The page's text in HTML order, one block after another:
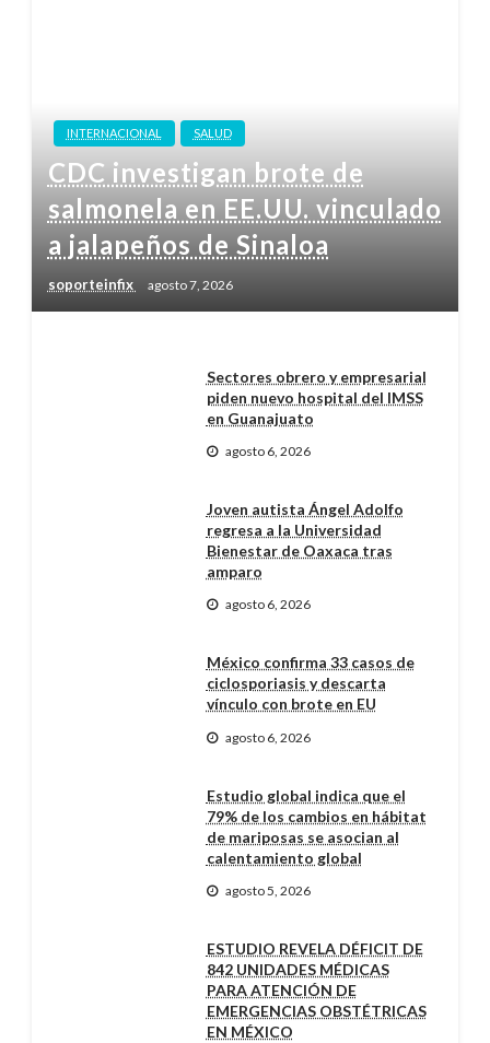
INTERNACIONAL SALUD
CDC investigan brote de
salmonela en EE.UU. vinculado
a jalapeños de Sinaloa
soporteinfix agosto 7, 2026
Sectores obrero y empresarial
piden nuevo hospital del IMSS
en Guanajuato
agosto 6, 2026
Joven autista Ángel Adolfo
regresa a la Universidad
Bienestar de Oaxaca tras
amparo
agosto 6, 2026
México confirma 33 casos de
ciclosporiasis y descarta
vínculo con brote en EU
agosto 6, 2026
Estudio global indica que el
79% de los cambios en hábitat
de mariposas se asocian al
calentamiento global
agosto 5, 2026
ESTUDIO REVELA DÉFICIT DE
842 UNIDADES MÉDICAS
PARA ATENCIÓN DE
EMERGENCIAS OBSTÉTRICAS
EN MÉXICO